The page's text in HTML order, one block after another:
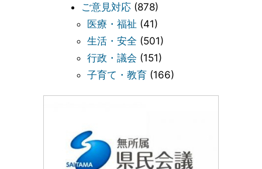
ご意見対応 (878)
医療・福祉 (41)
生活・安全 (501)
行政・議会 (151)
子育て・教育 (166)